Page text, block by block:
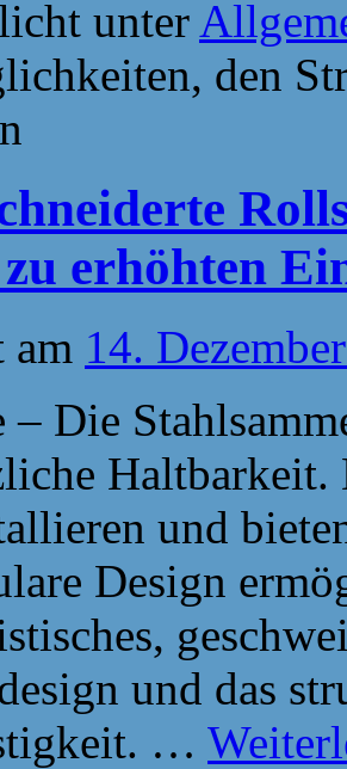
unter
den
erhöhten
am 14.
– Die
Haltbarkeit.
und
Design
und das
…